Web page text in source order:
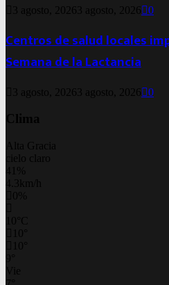
3 agosto, 2026 3 agosto, 2026 0
Centros de salud locales
Semana de la Lactancia
3 agosto, 2026 3 agosto, 2026 0
Clima
Alta Gracia
cielo claro
41%
4.3km/h
0%
10 C
10
10
9
Vie